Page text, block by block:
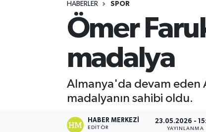
HABERLER SPOR
Ömer
madalya
Almanya'da devam eden
madalyanın sahibi oldu.
HABER MERKEZI
EDITÖR
23.05.2026 -
YAYINLANMA
Süper Lig Puan Durumu ve Fikstür
Tüm Manşetler
Son Dakika Haberleri
Haber Arşivi